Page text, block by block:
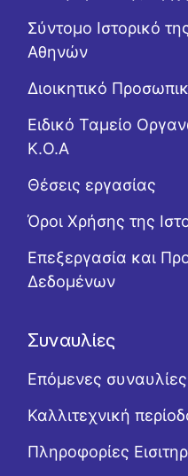
Σύντομο Ιστορικό
Αθηνών
Διοικητικό
Ειδικό Ταμείο
Κ.Ο.Α
Θέσεις εργασίας
Όροι Χρήσης της
Επεξεργασία και
Δεδομένων
Συναυλίες
Επόμενες συναυλίες
Καλλιτεχνική
Πληροφορίες